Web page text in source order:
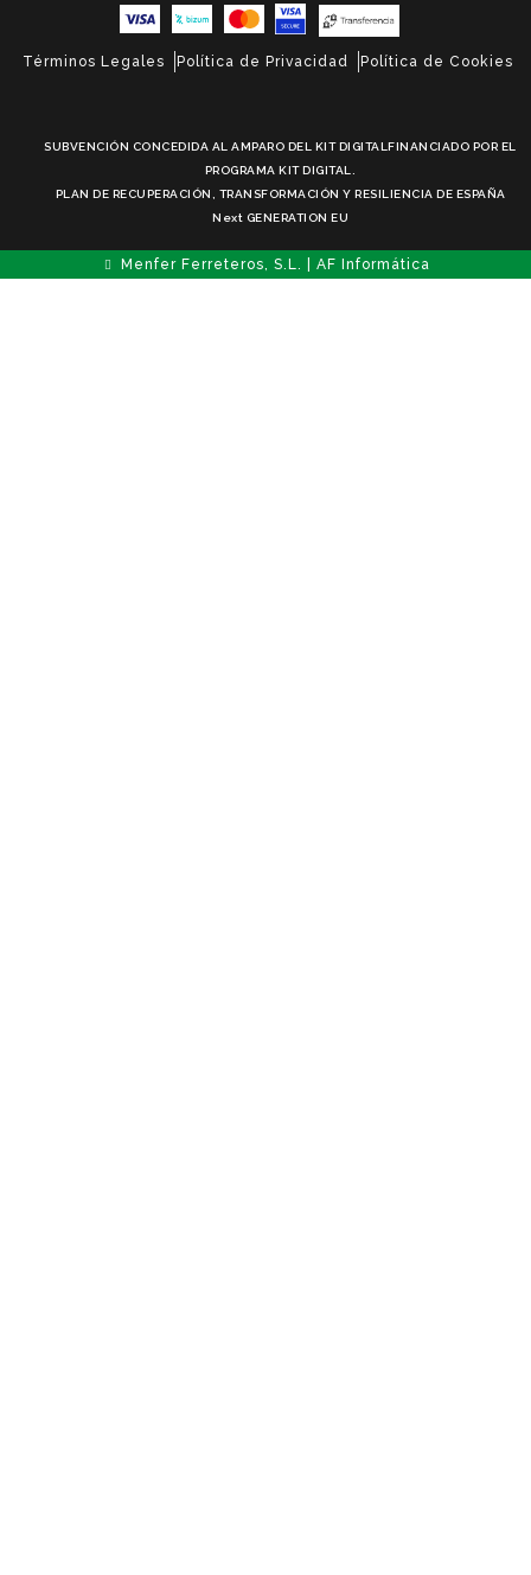
Términos Legales Política de Privacidad Política de Cookies
SUBVENCIÓN CONCEDIDA AL AMPARO DEL KIT DIGITALFINANCIADO POR EL
PROGRAMA KIT DIGITAL.
PLAN DE RECUPERACIÓN, TRANSFORMACIÓN Y RESILIENCIA DE ESPAÑA
Next GENERATION EU
Menfer Ferreteros, S.L. | AF Informática